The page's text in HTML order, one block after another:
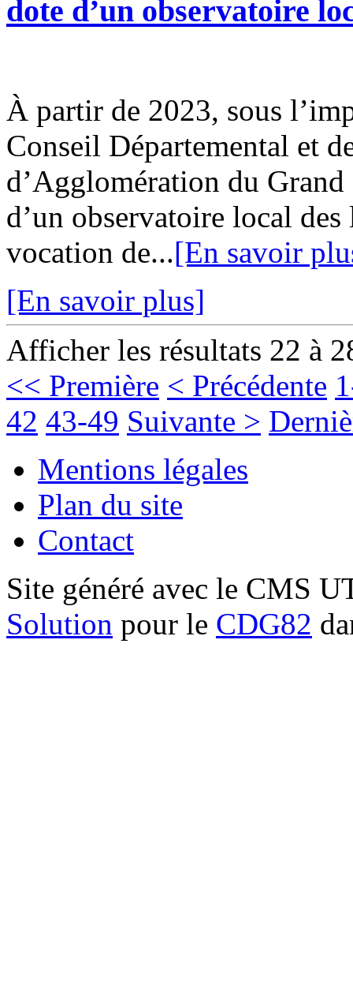
dote d’un observatoire
À partir de 2023, sous
Conseil Départemental et
d’Agglomération du
d’un observatoire local
vocation de...[En savoir
[En savoir plus]
Afficher les résultats 22 à
<< Première < Précédente
42 43-49 Suivante >
Mentions légales
Plan du site
Contact
Site généré avec le CMS
Solution pour le CDG82